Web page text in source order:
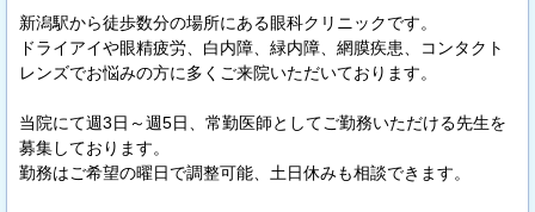
新潟駅から徒歩数分の場所にある眼科クリニックです。
ドライアイや眼精疲労、白内障、緑内障、網膜疾患、コンタクト
レンズでお悩みの方に多くご来院いただいております。
当院にて週3日～週5日、常勤医師としてご勤務いただける先生を
募集しております。
勤務はご希望の曜日で調整可能、土日休みも相談できます。